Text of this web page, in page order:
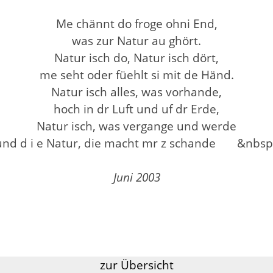
Me chännt do froge ohni End,
was zur Natur au ghört.
Natur isch do, Natur isch dört,
me seht oder füehlt si mit de Händ.
Natur isch alles, was vorhande,
hoch in dr Luft und uf dr Erde,
Natur isch, was vergange und werde
d i e Natur, die macht mr z schande &
Juni 2003
zur Übersicht